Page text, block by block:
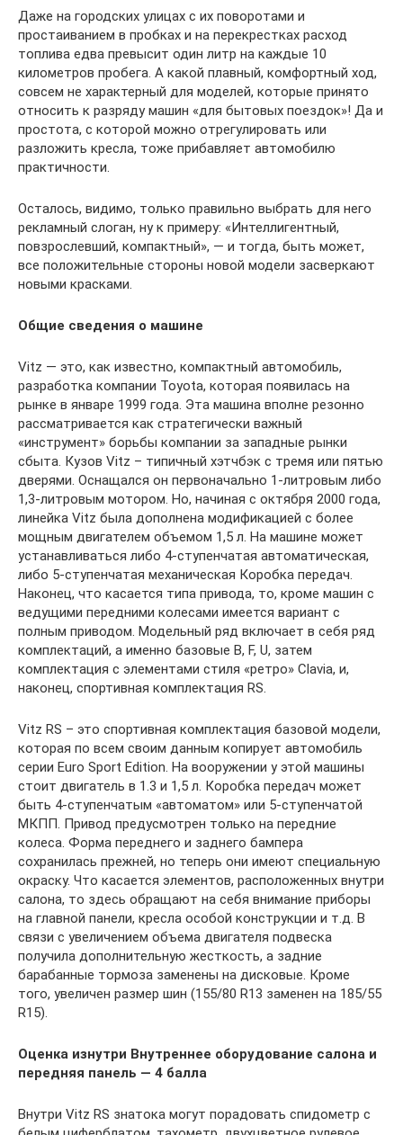
Даже на городских улицах с их поворотами и
простаиванием в пробках и на перекрестках расход
топлива едва превысит один литр на каждые 10
километров пробега. А какой плавный, комфортный ход,
совсем не характерный для моделей, которые принято
относить к разряду машин «для бытовых поездок»! Да и
простота, с которой можно отрегулировать или
разложить кресла, тоже прибавляет автомобилю
практичности.
Осталось, видимо, только правильно выбрать для него
рекламный слоган, ну к примеру: «Интеллигентный,
повзрослевший, компактный», — и тогда, быть может,
все положительные стороны новой модели засверкают
новыми красками.
Общие сведения о машине
Vitz — это, как известно, компактный автомобиль,
разработка компании Toyota, которая появилась на
рынке в январе 1999 года. Эта машина вполне резонно
рассматривается как стратегически важный
«инструмент» борьбы компании за западные рынки
сбыта. Кузов Vitz – типичный хэтчбэк с тремя или пятью
дверями. Оснащался он первоначально 1-литровым либо
1,3-литровым мотором. Но, начиная с октября 2000 года,
линейка Vitz была дополнена модификацией с более
мощным двигателем объемом 1,5 л. На машине может
устанавливаться либо 4-ступенчатая автоматическая,
либо 5-ступенчатая механическая Коробка передач.
Наконец, что касается типа привода, то, кроме машин с
ведущими передними колесами имеется вариант с
полным приводом. Модельный ряд включает в себя ряд
комплектаций, а именно базовые B, F, U, затем
комплектация с элементами стиля «ретро» Clavia, и,
наконец, спортивная комплектация RS.
Vitz RS – это спортивная комплектация базовой модели,
которая по всем своим данным копирует автомобиль
серии Euro Sport Edition. На вооружении у этой машины
стоит двигатель в 1.3 и 1,5 л. Коробка передач может
быть 4-ступенчатым «автоматом» или 5-ступенчатой
МКПП. Привод предусмотрен только на передние
колеса. Форма переднего и заднего бампера
сохранилась прежней, но теперь они имеют специальную
окраску. Что касается элементов, расположенных внутри
салона, то здесь обращают на себя внимание приборы
на главной панели, кресла особой конструкции и т.д. В
связи с увеличением объема двигателя подвеска
получила дополнительную жесткость, а задние
барабанные тормоза заменены на дисковые. Кроме
того, увеличен размер шин (155/80 R13 заменен на 185/55
R15).
Оценка изнутри Внутреннее оборудование салона и
передняя панель — 4 балла
Внутри Vitz RS знатока могут порадовать спидометр с